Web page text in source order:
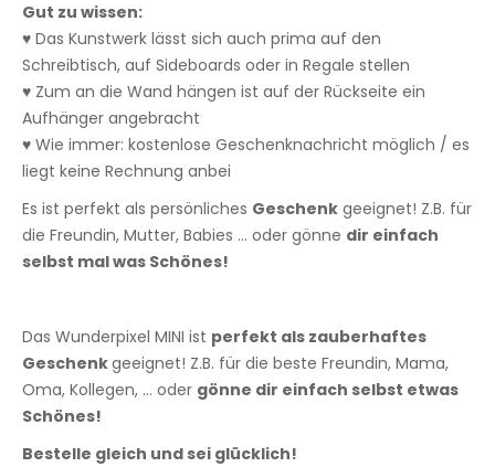
Gut zu wissen:
♥ Das Kunstwerk lässt sich auch prima auf den
Schreibtisch, auf Sideboards oder in Regale stellen
♥ Zum an die Wand hängen ist auf der Rückseite ein
Aufhänger angebracht
♥ Wie immer: kostenlose Geschenknachricht möglich / es
liegt keine Rechnung anbei
Es ist perfekt als persönliches Geschenk geeignet! Z.B. für
die Freundin, Mutter, Babies ... oder gönne dir einfach
selbst mal was Schönes!
Das Wunderpixel MINI ist perfekt als zauberhaftes
Geschenkgeeignet! Z.B. für die beste Freundin, Mama,
Oma, Kollegen, ... oder gönne dir einfach selbst etwas
Schönes!
Bestelle gleich und sei glücklich!